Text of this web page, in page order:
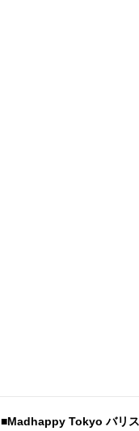
■Madhappy Tokyo バリ